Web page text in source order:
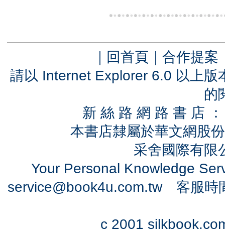
｜ 回首頁 ｜ 合作提案
請以 Internet Explorer 6.0 以上
的
新 絲 路 網 路 書 店
本書店隸屬於華文網股
采舍國際有
Your Personal Knowledge
service@book4u.com.tw客服時
c 2001